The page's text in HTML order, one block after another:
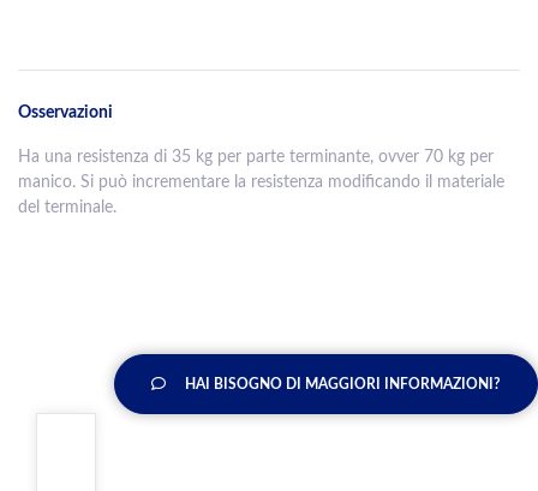
Osservazioni
Ha una resistenza di 35 kg per parte terminante, ovver 70 kg per
manico. Si può incrementare la resistenza modificando il materiale
del terminale.
HAI BISOGNO DI MAGGIORI INFORMAZIONI?